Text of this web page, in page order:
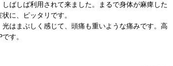
ばしば利用されて来ました。まるで身体が麻痺した
に、ピッタリです。
はまぶしく感じて、頭痛も重いような痛みです。高
す。